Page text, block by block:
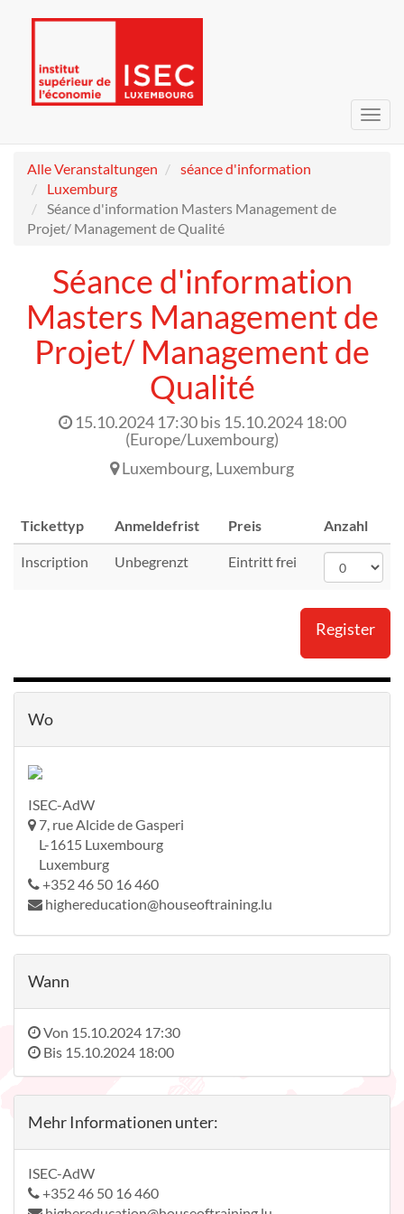
Alle Veranstaltungen
séance d'information
Luxemburg
Séance d'information Masters Management de
Projet/ Management de Qualité
Séance d'information
Masters Management de
Projet/ Management de
Qualité
15.10.2024 17:30bis 15.10.2024 18:00
(Europe/Luxembourg)
Luxembourg, Luxemburg
Tickettyp Anmeldefrist Preis Anzahl
Inscription Unbegrenzt Eintritt frei
Register
Wo
ISEC-AdW
7, rue Alcide de Gasperi
L-1615 Luxembourg
Luxemburg
+352 46 50 16 460
highereducation@houseoftraining.lu
Wann
Von 15.10.2024 17:30
Bis 15.10.2024 18:00
Mehr Informationen unter:
ISEC-AdW
+352 46 50 16 460